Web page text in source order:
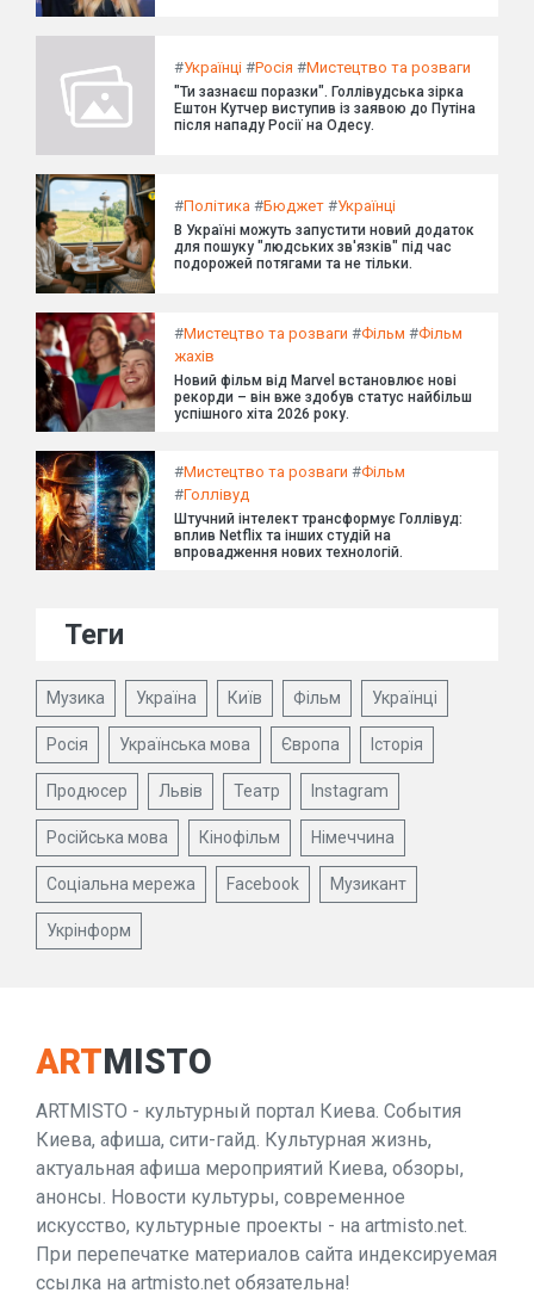
#Українці #Росія #Мистецтво та розваги
"Ти зазнаєш поразки". Голлівудська зірка
Ештон Кутчер виступив із заявою до Путіна
після нападу Росії на Одесу.
#Політика #Бюджет #Українці
В Україні можуть запустити новий додаток
для пошуку "людських зв'язків" під час
подорожей потягами та не тільки.
#Мистецтво та розваги #Фільм #Фільм
жахів
Новий фільм від Marvel встановлює нові
рекорди – він вже здобув статус найбільш
успішного хіта 2026 року.
#Мистецтво та розваги #Фільм
#Голлівуд
Штучний інтелект трансформує Голлівуд:
вплив Netflix та інших студій на
впровадження нових технологій.
Теги
Музика Україна Київ Фільм Українці
Росія Українська мова Європа Історія
Продюсер Львів Театр Instagram
Російська мова Кінофільм Німеччина
Соціальна мережа Facebook Музикант
Укрінформ
ARTMISTO
ARTMISTO - культурный портал Киева. События
Киева, афиша, сити-гайд. Культурная жизнь,
актуальная афиша мероприятий Киева, обзоры,
анонсы. Новости культуры, современное
искусство, культурные проекты - на artmisto.net.
При перепечатке материалов сайта индексируемая
ссылка на artmisto.net обязательна!